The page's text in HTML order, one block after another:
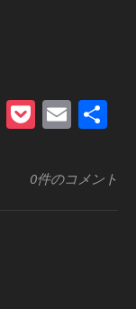
MixiPocket
0件のコメント